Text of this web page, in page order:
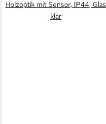
Holzoptik mit Sensor, IP44, Glas
klar